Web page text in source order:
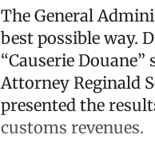
The General
best possible way.
“Causerie Douane”
Attorney Reginald
presented the
customs revenues.